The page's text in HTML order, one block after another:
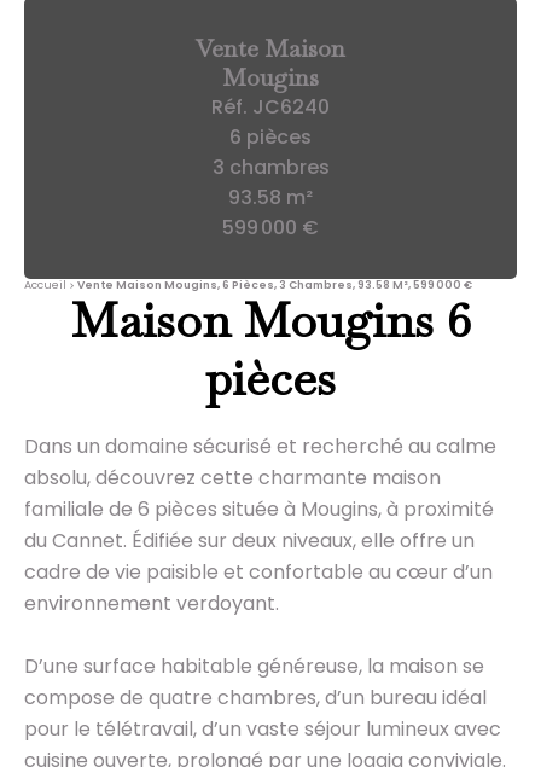
Vente Maison
Mougins
Réf. JC6240
6 pièces
3 chambres
93.58 m²
599 000 €
Accueil Vente Maison Mougins, 6 Pièces, 3 Chambres, 93.58 M², 599 000 €
Maison Mougins 6
pièces
Dans un domaine sécurisé et recherché au calme
absolu, découvrez cette charmante maison
familiale de 6 pièces située à Mougins, à proximité
du Cannet. Édifiée sur deux niveaux, elle offre un
cadre de vie paisible et confortable au cœur d’un
environnement verdoyant.
D’une surface habitable généreuse, la maison se
compose de quatre chambres, d’un bureau idéal
pour le télétravail, d’un vaste séjour lumineux avec
cuisine ouverte, prolongé par une loggia conviviale.